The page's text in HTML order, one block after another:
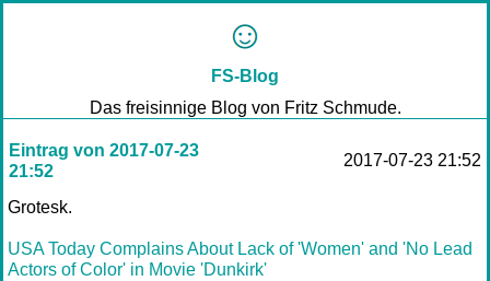
FS-Blog
Das freisinnige Blog von Fritz Schmude.
Eintrag von 2017-07-23
21:52
2017-07-23 21:52
Grotesk.
USA Today Complains About Lack of 'Women' and 'No Lead
Actors of Color' in Movie 'Dunkirk'